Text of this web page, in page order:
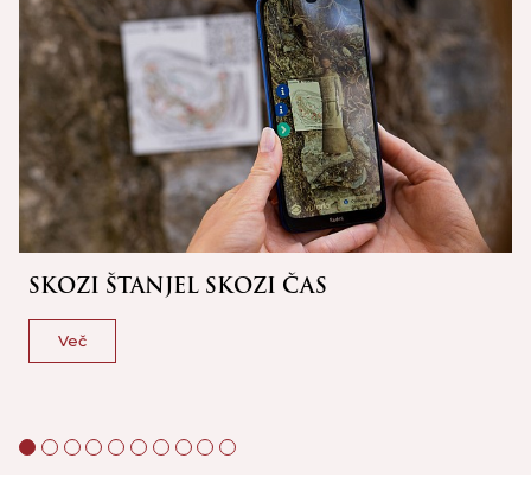
SKOZI ŠTANJEL SKOZI ČAS
Več